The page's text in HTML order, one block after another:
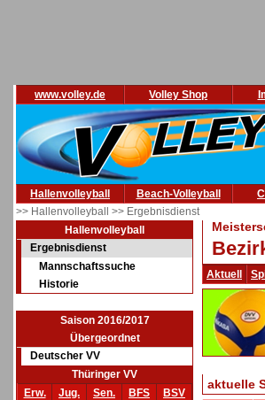
www.volley.de Volley Shop
Hallenvolleyball Beach-Volleyball
>> Hallenvolleyball >> Ergebnisdienst
Hallenvolleyball
Ergebnisdienst
Mannschaftssuche
Historie
Saison 2016/2017
Übergeordnet
Deutscher VV
Thüringer VV
Erw.
Jug. Sen. BFS
BSV
Aktuell
aktuelle